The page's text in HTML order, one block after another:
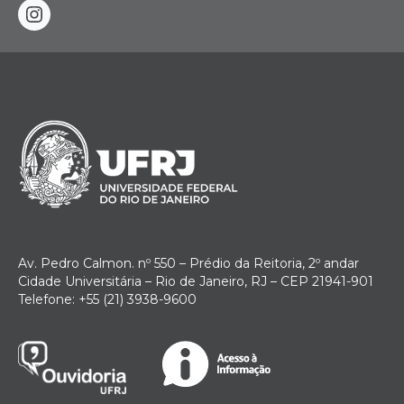
instagram
Av. Pedro Calmon. nº 550 – Prédio da Reitoria, 2º andar
Cidade Universitária – Rio de Janeiro, RJ – CEP 21941-901
Telefone: +55 (21) 3938-9600